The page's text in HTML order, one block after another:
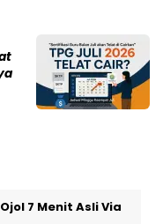
7 Menit Asli Via